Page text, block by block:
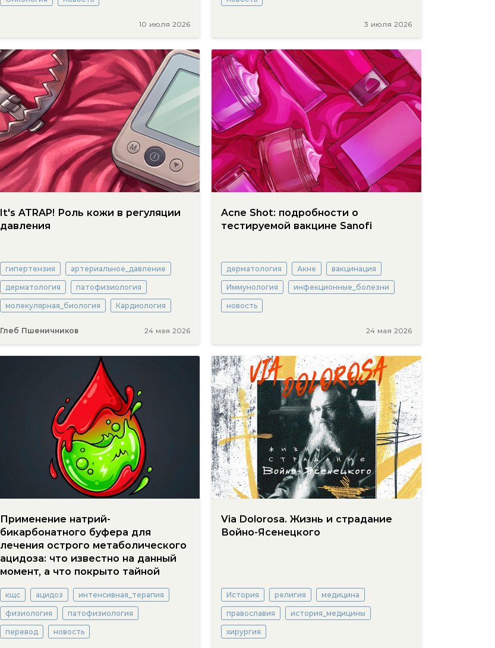
10 июля 2026 3 июля 2026
It's ATRAP! Роль кожи в регуляции
давления
гипертензия артериальное_давление
дерматология патофизиология
молекулярная_биология Кардиология
Глеб Пшеничников 24 мая 2026
Acne Shot: подробности о
тестируемой вакцине Sanofi
дерматология Акне вакцинация
Иммунология инфекционные_болезни
новость
24 мая 2026
Применение натрий-
бикарбонатного буфера для
лечения острого метаболического
ацидоза: что известно на данный
момент, а что покрыто тайной
кщс ацидоз интенсивная_терапия
физиология патофизиология
перевод новость
Via Dolorosa. Жизнь и страдание
Войно-Ясенецкого
История религия медицина
православия история_медицины
хирургия